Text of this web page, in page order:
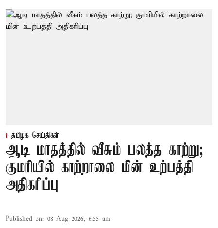
தமிழக செய்திகள்
ஆடி மாதத்தில் வீசும் பலத்த காற்று;
குமரியில் காற்றாலை மின் உற்பத்தி
அதிகரிப்பு
Published on: 08 Aug 2026, 6:55 am